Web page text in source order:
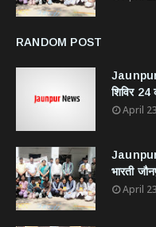
RANDOM POST
Jaunpur
शिविर 24
April
Jaunpur
भारती
April